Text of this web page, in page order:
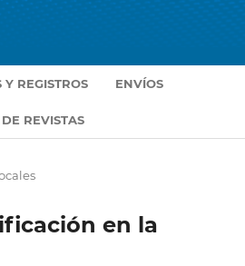
REGISTROS ENVÍOS
REVISTAS
en la